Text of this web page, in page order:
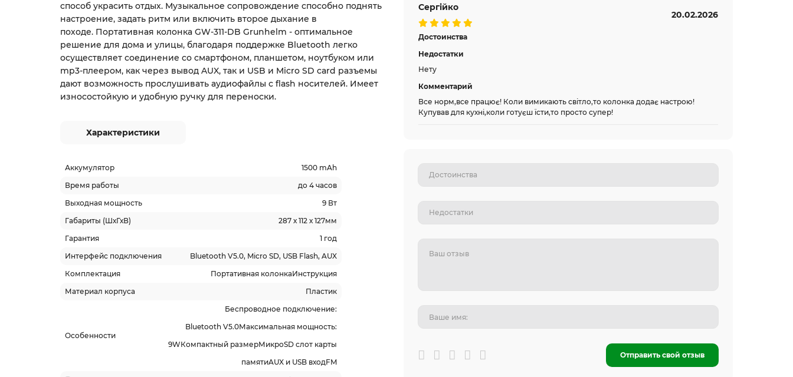
способ украсить отдых. Музыкальное сопровождение способно поднять
настроение, задать ритм или включить второе дыхание в
походе. Портативная колонка GW-311-DB Grunhelm - оптимальное
решение для дома и улицы, благодаря поддержке Bluetooth легко
осуществляет соединение со смартфоном, планшетом, ноутбуком или
mp3-плеером, как через вывод AUX, так и USB и Micro SD card разъемы
дают возможность прослушивать аудиофайлы с flash носителей. Имеет
износостойкую и удобную ручку для переноски.
Характеристики
Аккумулятор
1500 mAh
Время работы
до 4 часов
Выходная мощность
9 Вт
Габариты (ШхГхВ)
287 х 112 х 127мм
Гарантия
1 год
Интерфейс подключения
Bluetooth V5.0, Micro SD, USB Flash, AUX
Комплектация
Портативная колонкаИнструкция
Материал корпуса
Пластик
Особенности
Беспроводное подключение:
Bluetooth V5.0Максимальная мощность:
9WКомпактный размерМикроSD слот карты
памятиAUX и USB входFM
Сергійко
20.02.2026
Достоинства
Недостатки
Нету
Комментарий
Все норм,все працює! Коли вимикають світло,то колонка додає настрою!
Купував для кухні,коли готуєш їсти,то просто супер!
Отправить свой отзыв